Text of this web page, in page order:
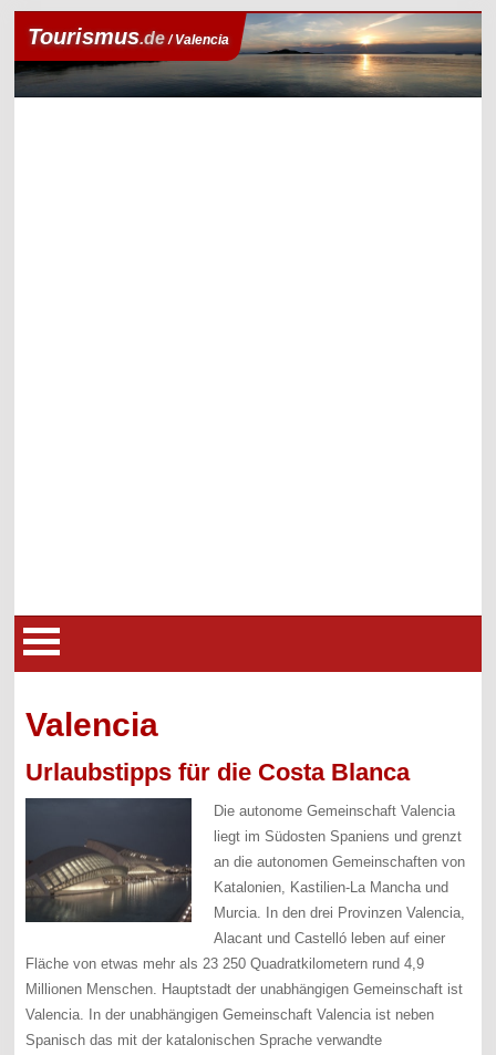
Tourismus.de/ Valencia
Valencia
Urlaubstipps für die Costa Blanca
Die autonome Gemeinschaft Valencia
liegt im Südosten Spaniens und grenzt
an die autonomen Gemeinschaften von
Katalonien, Kastilien-La Mancha und
Murcia. In den drei Provinzen Valencia,
Alacant und Castelló leben auf einer
Fläche von etwas mehr als 23 250 Quadratkilometern rund 4,9
Millionen Menschen. Hauptstadt der unabhängigen Gemeinschaft ist
Valencia. In der unabhängigen Gemeinschaft Valencia ist neben
Spanisch das mit der katalonischen Sprache verwandte